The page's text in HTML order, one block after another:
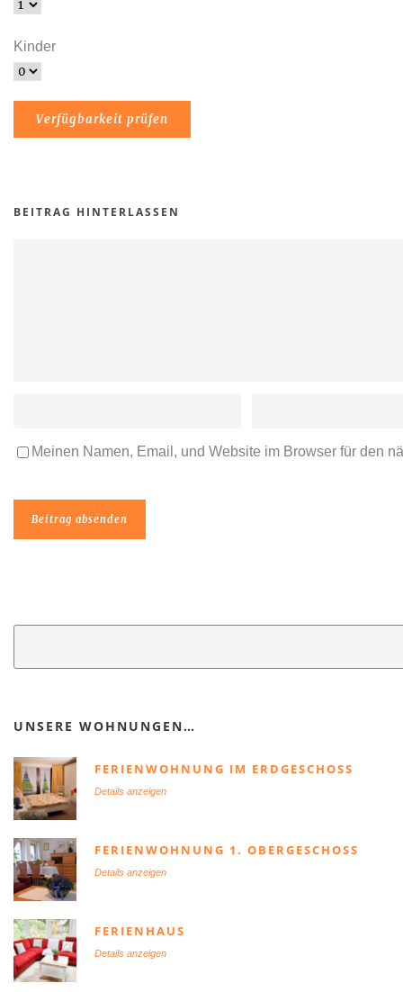
Kinder
BEITRAG HINTERLASSEN
Meinen Namen, Email, und Website im Browser für den
UNSERE WOHNUNGEN…
FERIENWOHNUNG IM ERDGESCHOSS
Details anzeigen
FERIENWOHNUNG 1. OBERGESCHOSS
Details anzeigen
FERIENHAUS
Details anzeigen